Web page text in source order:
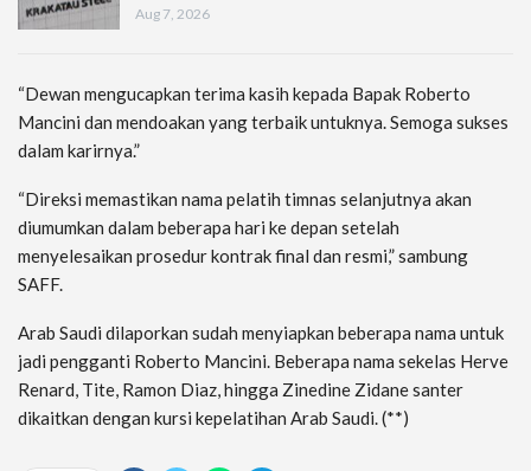
Aug 7, 2026
“Dewan mengucapkan terima kasih kepada Bapak Roberto
Mancini dan mendoakan yang terbaik untuknya. Semoga sukses
dalam karirnya.”
“Direksi memastikan nama pelatih timnas selanjutnya akan
diumumkan dalam beberapa hari ke depan setelah
menyelesaikan prosedur kontrak final dan resmi,” sambung
SAFF.
Arab Saudi dilaporkan sudah menyiapkan beberapa nama untuk
jadi pengganti Roberto Mancini. Beberapa nama sekelas Herve
Renard, Tite, Ramon Diaz, hingga Zinedine Zidane santer
dikaitkan dengan kursi kepelatihan Arab Saudi. (**)